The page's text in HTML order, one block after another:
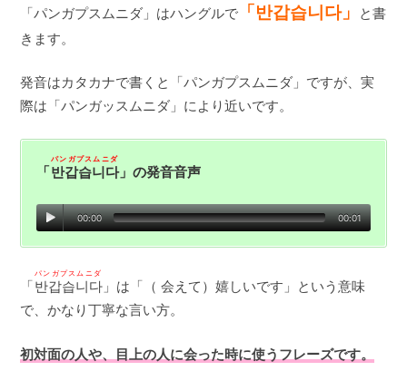
「パンガプスムニダ」はハングルで 「반갑습니다」
と書
きます。
発音はカタカナで書くと「パンガプスムニダ」ですが、実
際は「パンガッスムニダ」により近いです。
「반갑습니다
パンガプスムニダ
」の発音音声
00:00 00:01
「반갑습니다
パンガプスムニダ
」は「（ 会えて）嬉しいです」という意味
で、かなり丁寧な言い方。
初対面の人や、目上の人に会った時に使うフレーズです。